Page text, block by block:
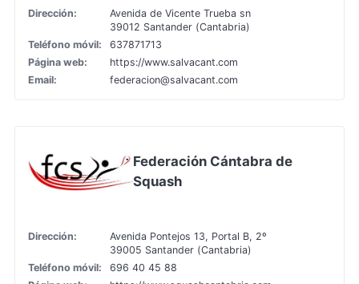
Dirección:
Avenida de Vicente Trueba sn
39012 Santander (Cantabria)
Teléfono móvil:
637871713
Página web:
https://www.salvacant.com
Email:
federacion@salvacant.com
Federación Cántabra de
Squash
Dirección:
Avenida Pontejos 13, Portal B, 2º
39005 Santander (Cantabria)
Teléfono móvil:
696 40 45 88